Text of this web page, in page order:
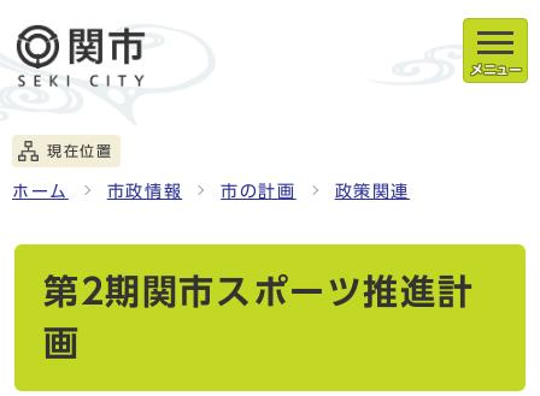
メニュー
現在位置
ホーム 市政情報 市の計画 政策関連
第2期関市スポーツ推進計
画